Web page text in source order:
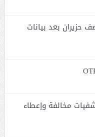
بعد بيانات
مخالفة وإعطاء